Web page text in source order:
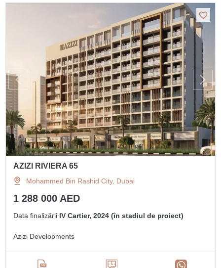
AZIZI RIVIERA 65
Mohammed Bin Rashid City, Dubai
1 288 000 AED
Data finalizării IV Cartier, 2024 (în stadiul de proiect)
Azizi Developments